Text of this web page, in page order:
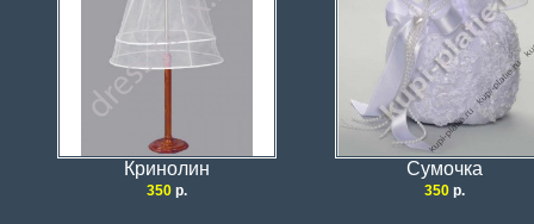
Кринолин Сумочка
350р. 350р.